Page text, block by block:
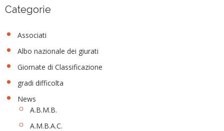
Categorie
Associati
Albo nazionale dei giurati
Giornate di Classificazione
gradi difficolta
News
A.B.M.B.
A.M.B.A.C.